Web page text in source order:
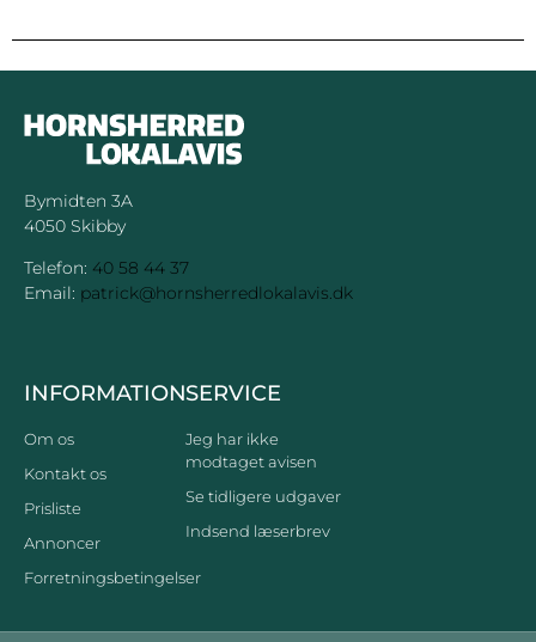
Bymidten 3A
4050 Skibby
Telefon: 40 58 44 37
Email: patrick@hornsherredlokalavis.dk
INFORMATION
Om os
Kontakt os
Prisliste
Annoncer
Forretningsbetingelser
SERVICE
Jeg har ikke
modtaget avisen
Se tidligere udgaver
Indsend læserbrev